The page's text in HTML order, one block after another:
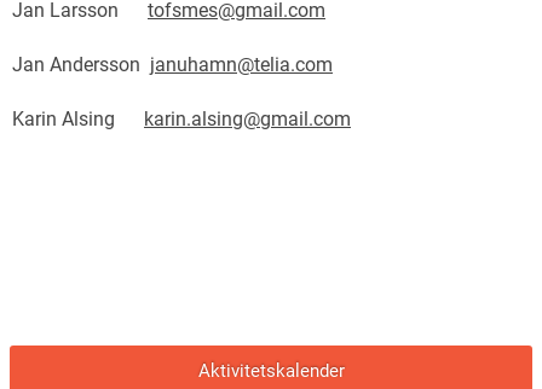
Jan Larsson tofsmes@gmail.com
Jan Andersson januhamn@telia.com
Karin Alsing karin.alsing@gmail.com
Aktivitetskalender